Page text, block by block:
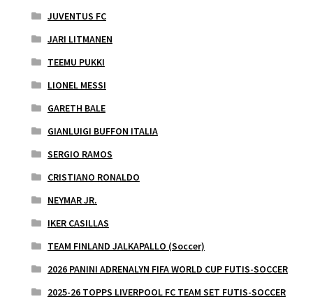
JUVENTUS FC
JARI LITMANEN
TEEMU PUKKI
LIONEL MESSI
GARETH BALE
GIANLUIGI BUFFON ITALIA
SERGIO RAMOS
CRISTIANO RONALDO
NEYMAR JR.
IKER CASILLAS
TEAM FINLAND JALKAPALLO (Soccer)
2026 PANINI ADRENALYN FIFA WORLD CUP FUTIS-SOCCER
2025-26 TOPPS LIVERPOOL FC TEAM SET FUTIS-SOCCER